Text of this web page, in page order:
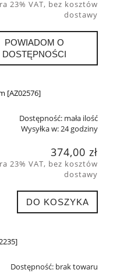
23% VAT, bez kosztów
dostawy
POWIADOM O
DOSTĘPNOŚCI
[AZ02576]
Dostępność: mała ilość
Wysyłka w:24 godziny
374,00 zł
23% VAT, bez kosztów
dostawy
DO KOSZYKA
Dostępność: brak towaru